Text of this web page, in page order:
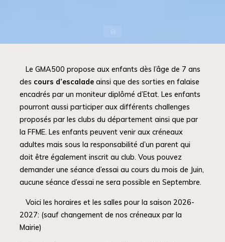
Le GMA500 propose aux enfants dès l’âge de 7 ans
des cours d’escaladeainsi que des sorties en falaise
encadrés par un moniteur diplômé d’Etat. Les enfants
pourront aussi participer aux différents challenges
proposés par les clubs du département ainsi que par
la FFME. Les enfants peuvent venir aux créneaux
adultes mais sous la responsabilité d’un parent qui
doit être également inscrit au club. Vous pouvez
demander une séance d’essai au cours du mois de Juin,
aucune séance d’essai ne sera possible en Septembre.
Voici les horaires et les salles pour la saison 2026-
2027: (sauf changement de nos créneaux par la
Mairie)